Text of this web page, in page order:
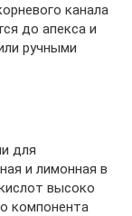
канала
до апекса и
ручными
для
и лимонная в
высоко
компонента